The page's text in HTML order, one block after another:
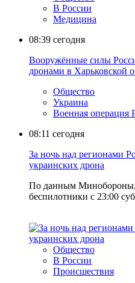
В России
Медицина
08:39 сегодня
Вооружённые силы
дронами в Харьковской
Общество
Украина
Военная операция
08:11 сегодня
За ночь над регионами
украинских дрона
По данным
беспилотники с 23:00
Общество
В России
Происшествия